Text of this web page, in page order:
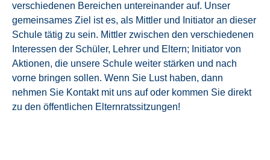
verschiedenen Bereichen untereinander auf. Unser
gemeinsames Ziel ist es, als Mittler und Initiator an dieser
Schule tätig zu sein. Mittler zwischen den verschiedenen
Interessen der Schüler, Lehrer und Eltern; Initiator von
Aktionen, die unsere Schule weiter stärken und nach
vorne bringen sollen. Wenn Sie Lust haben, dann
nehmen Sie Kontakt mit uns auf oder kommen Sie direkt
zu den öffentlichen Elternratssitzungen!